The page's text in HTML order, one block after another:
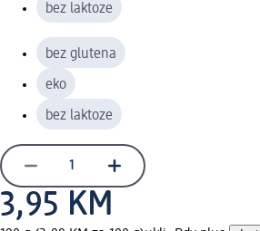
bez laktoze
bez glutena
eko
bez laktoze
3,95 KM